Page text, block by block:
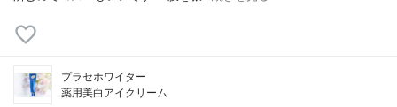
プラセホワイター
薬用美白アイクリーム